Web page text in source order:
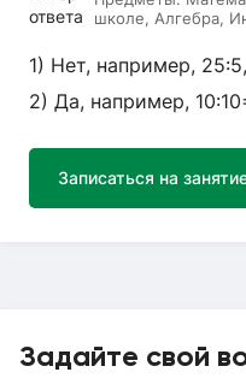
школе, Алгебра,
1) Нет, например,
2) Да, например,
Записаться на
Задайте свой